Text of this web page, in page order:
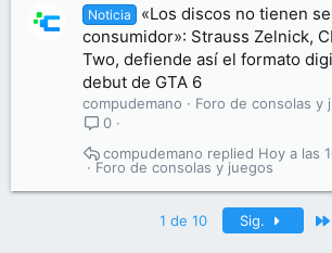
Noticia
«Los discos no tienen
consumidor»: Strauss Zelnick,
Two, defiende así el formato
debut de GTA 6
compudemano
Foro de consolas y
0
Foro de consolas y juegos
Hoy a las
compudemano
1 de 10 Sig.